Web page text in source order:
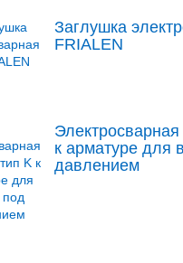
Заглушка
FRIALEN
к арматуре для
давлением